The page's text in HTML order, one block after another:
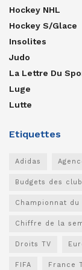
Hockey NHL
Hockey S/glace
Insolites
Judo
La Lettre Du
Luge
Lutte
Etiquettes
Adidas
Budgets des
Championnat du
Chiffre de la
Droits TV
FIFA France